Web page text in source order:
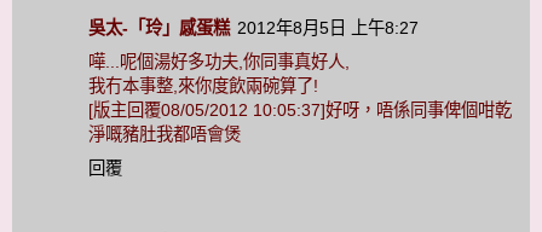
吳太-「玲」感蛋糕 2012年8月5日 上午8:27
嘩...呢個湯好多功夫,你同事真好人,
我冇本事整,來你度飲兩碗算了!
[版主回覆08/05/2012 10:05:37]好呀，唔係同事俾個咁乾
淨嘅豬肚我都唔會煲
回覆